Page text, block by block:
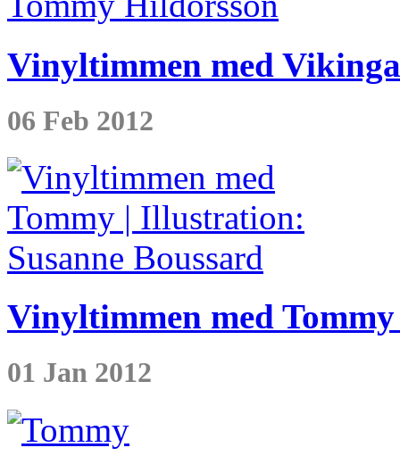
Vinyltimmen med
06 Feb 2012
Vinyltimmen med
01 Jan 2012